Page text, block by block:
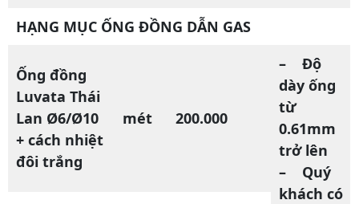
HẠNG MỤC ỐNG ĐỒNG DẪN GAS
Ống đồng
Luvata Thái
Lan Ø6/Ø10
+ cách nhiệt
đôi trắng
mét 200.000
– Độ
dày ống
từ
0.61mm
trở lên
– Quý
khách có